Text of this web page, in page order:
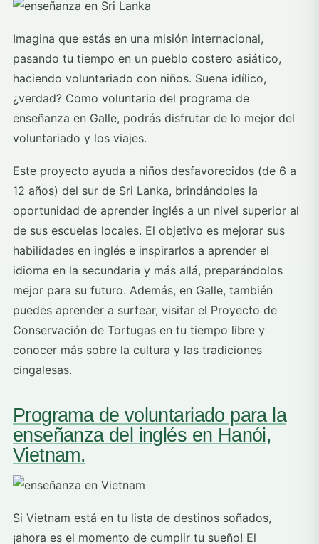
Imagina que estás en una misión internacional,
pasando tu tiempo en un pueblo costero asiático,
haciendo voluntariado con niños. Suena idílico,
¿verdad? Como voluntario del programa de
enseñanza en Galle, podrás disfrutar de lo mejor del
voluntariado y los viajes.
Este proyecto ayuda a niños desfavorecidos (de 6 a
12 años) del sur de Sri Lanka, brindándoles la
oportunidad de aprender inglés a un nivel superior al
de sus escuelas locales. El objetivo es mejorar sus
habilidades en inglés e inspirarlos a aprender el
idioma en la secundaria y más allá, preparándolos
mejor para su futuro. Además, en Galle, también
puedes aprender a surfear, visitar el Proyecto de
Conservación de Tortugas en tu tiempo libre y
conocer más sobre la cultura y las tradiciones
cingalesas.
Programa de voluntariado para la
enseñanza del inglés en Hanói,
Vietnam.
Si Vietnam está en tu lista de destinos soñados,
¡ahora es el momento de cumplir tu sueño! El